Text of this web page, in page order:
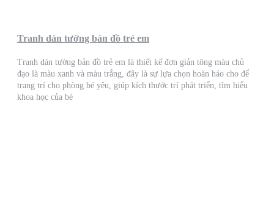
Tranh dán tường bản đồ trẻ em
Tranh dán tường bản đồ trẻ em là thiết kế đơn giản tông màu chủ
đạo là màu xanh và màu trắng, đây là sự lựa chọn hoàn hảo cho để
trang trí cho phòng bé yêu, giúp kích thước trí phát triển, tìm hiểu
khoa học của bé